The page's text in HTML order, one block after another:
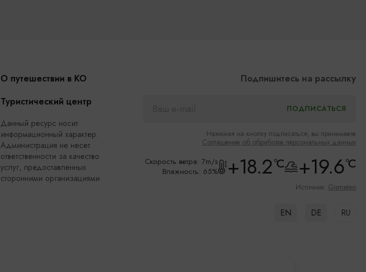
О путешествии в КО
Туристический центр
Данный ресурс носит
информационный характер.
Администрация не несет
ответственности за качество
услуг, предоставленных
сторонними организациями
Подпишитесь на рассылку
Нажимая на кнопку подписаться, вы принимаете
Соглашение об обработке персональных данных
Скорость ветра: 7m/s
Влажность: 65%
+18.2°C +19.6°C
Источник: Gismeteo
EN DE RU